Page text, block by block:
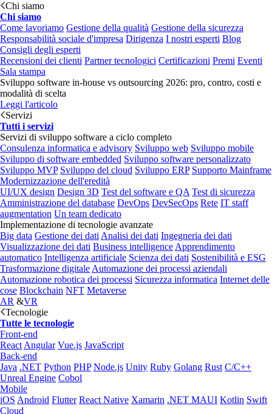
Chi siamo
Chi siamo
Come lavoriamo Gestione della qualità Gestione della sicurezza
Responsabilità sociale d'impresa Dirigenza I nostri esperti Blog
Consigli degli esperti
Recensioni dei clienti Partner tecnologici Certificazioni Premi Eventi
Sala stampa
Sviluppo software in-house vs outsourcing 2026: pro, contro, costi e
modalità di scelta
Leggi l'articolo
Servizi
Tutti i servizi
Servizi di sviluppo software a ciclo completo
Consulenza informatica e advisory Sviluppo web Sviluppo mobile
Sviluppo di software embedded Sviluppo software personalizzato
Sviluppo MVP Sviluppo del cloud Sviluppo ERP Supporto Mainframe
Modernizzazione dell'eredità
UI/UX design Design 3D Test del software e QA Test di sicurezza
Amministrazione del database DevOps DevSecOps Rete IT staff
augmentation Un team dedicato
Implementazione di tecnologie avanzate
Big data Gestione dei dati Analisi dei dati Ingegneria dei dati
Visualizzazione dei dati Business intelligence Apprendimento
automatico Intelligenza artificiale Scienza dei dati Sostenibilità e ESG
Trasformazione digitale Automazione dei processi aziendali
Automazione robotica dei processi Sicurezza informatica Internet delle
cose Blockchain NFT Metaverse
AR &VR
Tecnologie
Tutte le tecnologie
Front-end
React Angular Vue.js JavaScript
Back-end
Java .NET Python PHP Node.js Unity Ruby Golang Rust C/C++
Unreal Engine Cobol
Mobile
iOS Android Flutter React Native Xamarin .NET MAUI Kotlin Swift
Cloud